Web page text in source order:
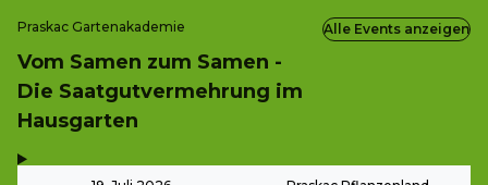
Praskac Gartenakademie
Vom Samen zum Samen -
Die Saatgutvermehrung im
Hausgarten
Alle Events anzeigen